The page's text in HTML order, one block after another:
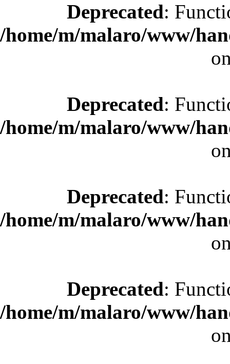
Deprecated:
/home/m/malaro/www/
Deprecated:
/home/m/malaro/www/
Deprecated:
/home/m/malaro/www/
Deprecated:
/home/m/malaro/www/